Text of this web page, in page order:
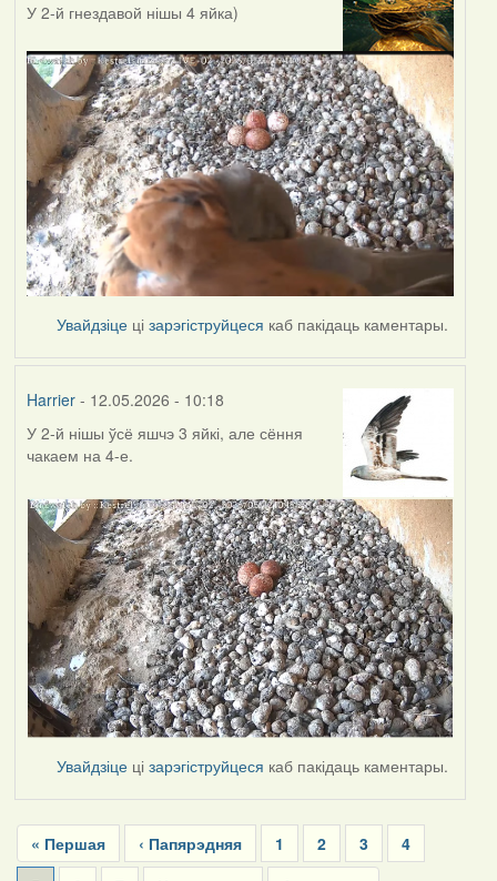
У 2-й гнездавой нішы 4 яйка)
Увайдзіце цізарэгіструйцеся каб пакідаць каментары.
Harrier- 12.05.2026 - 10:18
У 2-й нішы ўсё яшчэ 3 яйкі, але сёння
чакаем на 4-е.
Увайдзіце цізарэгіструйцеся каб пакідаць каментары.
Pagination
First
page
« Першая
Previous
page
‹ Папярэдняя Page
1 Page
2 Page
3 Page
4